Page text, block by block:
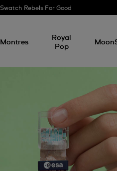
Swatch Rebels For Good
Montres
Royal
Pop